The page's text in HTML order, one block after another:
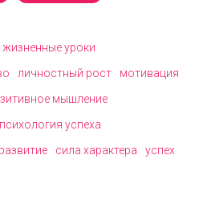
жизненные уроки
личностный рост
мотивация
мышление
психология успеха
сила характера
успех